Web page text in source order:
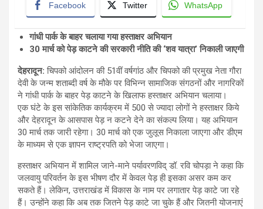
Facebook Twitter WhatsApp
गांधी पार्क के बाहर चलाया गया हस्ताक्षर अभियान
30मार्च को पेड़ काटने की सरकारी नीति की‘शव यात्रा’निकाली जाएगी
देहरादून: चिपको आंदोलन की 51वीं वर्षगांठ और चिपको की प्रमुख नेता गौरा
देवी के जन्म शताब्दी वर्ष के मौके पर विभिन्न सामाजिक संगठनों और नागरिकों
ने गांधी पार्क के बाहर पेड़ काटने के खिलाफ हस्ताक्षर अभियान चलाया।
एक घंटे के इस सांकेतिक कार्यक्रम में 500 से ज्यादा लोगों ने हस्ताक्षर किये
और देहरादून के आसपास पेड़ न कटने देने का संकल्प लिया। यह अभियान
30 मार्च तक जारी रहेगा। 30 मार्च को एक जुलूस निकाला जाएगा और डीएम
के माध्यम से एक ज्ञापन राष्ट्रपति को भेजा जाएगा।
हस्ताक्षर अभियान में शामिल जाने-माने पर्यावरणविद् डॉ. रवि चोपड़ा ने कहा कि
जलवायु परिवर्तन के इस भीषण दौर में केवल पेड़ ही इसका असर कम कर
सकते हैं। लेकिन, उत्तराखंड में विकास के नाम पर लगातार पेड़ काटे जा रहे
हैं। उन्होंने कहा कि अब तक जितने पेड़ काटे जा चुके हैं और जितनी योजनाएं